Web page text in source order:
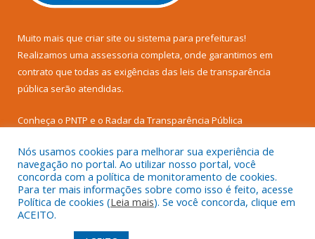
Muito mais que criar site ou sistema para prefeituras!
Realizamos uma assessoria completa, onde garantimos em
contrato que todas as exigências das leis de transparência
pública serão atendidas.
Conheça o PNTP e o Radar da Transparência Pública
Todos os direitos reservados a Prefeitura Municipal de Senador
José Porfírio.
Nós usamos cookies para melhorar sua experiência de
navegação no portal. Ao utilizar nosso portal, você
concorda com a política de monitoramento de cookies.
Para ter mais informações sobre como isso é feito, acesse
Política de cookies (Leia mais). Se você concorda, clique em
ACEITO.